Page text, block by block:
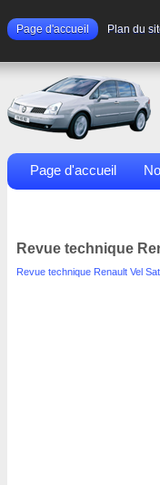
Page d'accueil Plan du
Page d'accueil
Revue technique
Revue technique Renault Vel